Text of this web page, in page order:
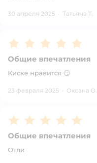
30 апреля 2025 · Татьяна Т.
Рейтинг:5
Общие впечатления
Киске нравится 😏
23 февраля 2025 · Оксана О.
Рейтинг:5
Общие впечатления
Отли